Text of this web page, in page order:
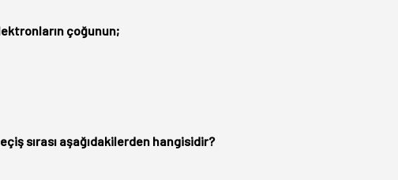
çoğunun;
sırası aşağıdakilerden hangisidir?